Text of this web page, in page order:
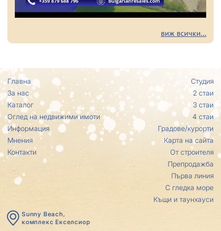
виж всички...
Главна
За нас
Каталог
Оглед на недвижими имоти
Информация
Мнения
Контакти
Студия
2 стаи
3 стаи
4 стаи
Градове/курорти
Карта на сайта
От строителя
Препродажба
Първа линия
С гледка море
Къщи и таунхауси
Sunny Beach,
комплекс Eкселсиор